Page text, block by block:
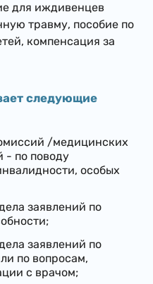
для иждивенцев
травму, пособие по
компенсация за
следующие
/медицинских
- по поводу
особых
заявлений по
заявлений по
по вопросам,
с врачом;